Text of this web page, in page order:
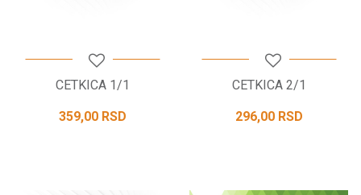
CETKICA 1/1
359,00 RSD
CETKICA 2/1
296,00 RSD